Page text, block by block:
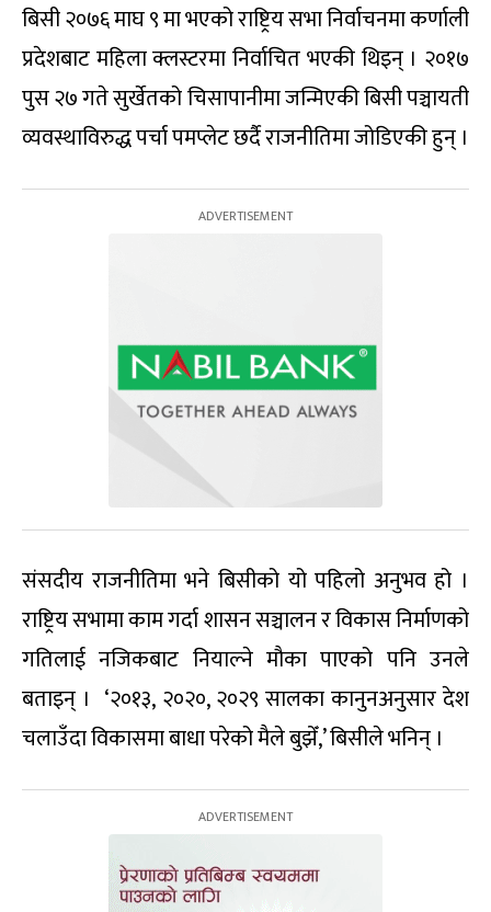
बिसी २०७६ माघ ९ मा भएको राष्ट्रिय सभा निर्वाचनमा कर्णाली
प्रदेशबाट महिला क्लस्टरमा निर्वाचित भएकी थिइन् । २०१७
पुस २७ गते सुर्खेतको चिसापानीमा जन्मिएकी बिसी पञ्चायती
व्यवस्थाविरुद्ध पर्चा पमप्लेट छर्दै राजनीतिमा जोडिएकी हुन् ।
संसदीय राजनीतिमा भने बिसीको यो पहिलो अनुभव हो ।
राष्ट्रिय सभामा काम गर्दा शासन सञ्चालन र विकास निर्माणको
गतिलाई नजिकबाट नियाल्ने मौका पाएको पनि उनले
बताइन् । ‘२०१३, २०२०, २०२९ सालका कानुनअनुसार देश
चलाउँदा विकासमा बाधा परेको मैले बुझेँ,’ बिसीले भनिन् ।